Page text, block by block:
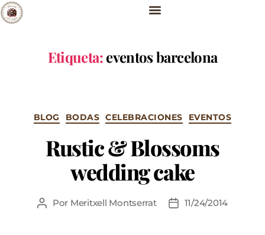
Etiqueta:eventos barcelona
BLOG BODAS CELEBRACIONES EVENTOS
Rustic & Blossoms
wedding cake
Por Meritxell Montserrat 11/24/2014